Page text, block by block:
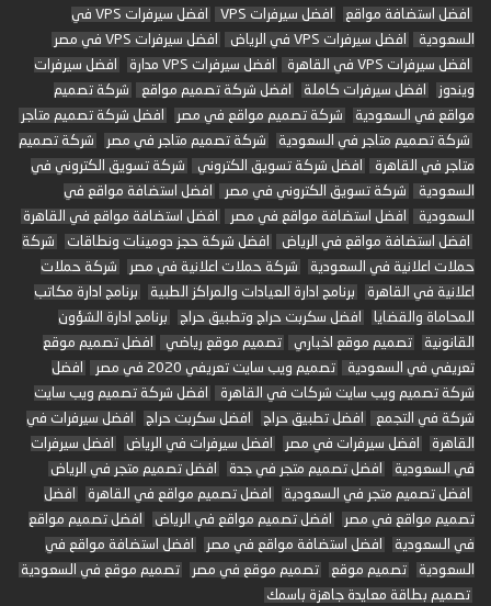
افضل استضافة مواقع افضل سيرفرات VPS
افضل سيرفرات VPS في
السعودية
افضل سيرفرات VPS في الرياض
افضل سيرفرات VPS في مصر
افضل سيرفرات VPS في القاهرة
افضل سيرفرات VPS مدارة
افضل سيرفرات
ويندوز
افضل سيرفرات كاملة افضل شركة تصميم مواقع
شركة تصميم
مواقع في السعودية
شركة تصميم مواقع في مصر
افضل شركة تصميم متاجر
شركة تصميم متاجر في السعودية
شركة تصميم متاجر في مصر
شركة تصميم
متاجر في القاهرة
افضل شركة تسويق الكتروني
شركة تسويق الكتروني في
السعودية
شركة تسويق الكتروني في مصر
افضل استضافة مواقع في
السعودية
افضل استضافة مواقع في مصر
افضل استضافة مواقع في القاهرة
افضل استضافة مواقع في الرياض
افضل شركة حجز دومينات ونطاقات
شركة
حملات اعلانية في السعودية
شركة حملات اعلانية في مصر
شركة حملات
اعلانية في القاهرة
برنامج ادارة العيادات والمراكز الطبية
برنامج ادارة مكاتب
المحاماة والقضايا
افضل سكربت حراج وتطبيق حراج
برنامج ادارة الشؤون
القانونية
تصميم موقع اخباري تصميم موقع رياضي
افضل تصميم موقع
تعريفي في السعودية
تصميم ويب سايت تعريفي 2020 في مصر
افضل
شركة تصميم ويب سايت شركات في القاهرة
افضل شركة تصميم ويب سايت
شركة في التجمع
افضل تطبيق حراج افضل سكربت حراج
افضل سيرفرات في
القاهرة
افضل سيرفرات في مصر افضل سيرفرات في الرياض
افضل سيرفرات
في السعودية
افضل تصميم متجر في جدة
افضل تصميم متجر في الرياض
افضل تصميم متجر في السعودية
افضل تصميم مواقع في القاهرة
افضل
تصميم مواقع في مصر
افضل تصميم مواقع في الرياض
افضل تصميم مواقع
في السعودية
افضل استضافة مواقع في مصر
افضل استضافة مواقع في
السعودية
تصميم موقع تصميم موقع في مصر
تصميم موقع في السعودية
تصميم بطاقة معايدة جاهزة باسمك